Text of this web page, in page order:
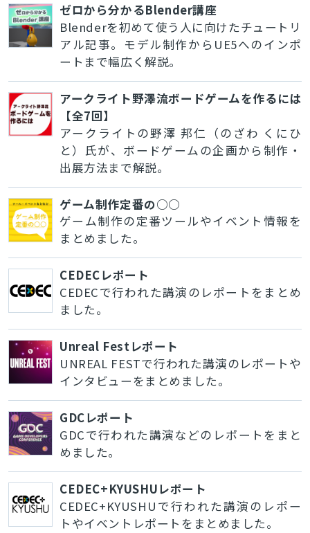
ゼロから分かるBlender講座
Blenderを初めて使う人に向けたチュートリ
アル記事。モデル制作からUE5へのインポ
ートまで幅広く解説。
アークライト野澤流ボードゲームを作るには
【全7回】
アークライトの野澤 邦仁（のざわ くにひ
と）氏が、ボードゲームの企画から制作・
出展方法まで解説。
ゲーム制作定番の○○
ゲーム制作の定番ツールやイベント情報を
まとめました。
CEDECレポート
CEDECで行われた講演のレポートをまとめ
ました。
Unreal Festレポート
UNREAL FESTで行われた講演のレポートや
インタビューをまとめました。
GDCレポート
GDCで行われた講演などのレポートをまと
めました。
CEDEC+KYUSHUレポート
CEDEC+KYUSHUで行われた講演のレポー
トやイベントレポートをまとめました。